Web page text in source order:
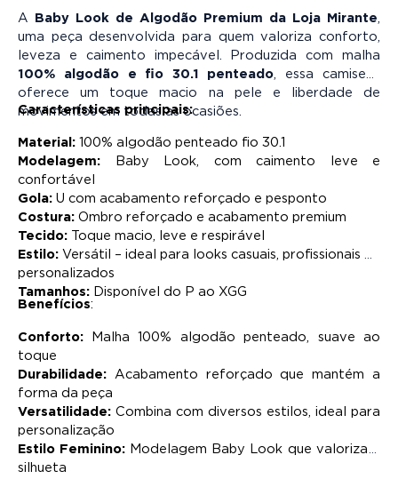
A Baby Look de Algodão Premium da Loja Mirante,
uma peça desenvolvida para quem valoriza conforto,
leveza e caimento impecável. Produzida com malha
100% algodão e fio 30.1 penteado, essa camiseta
oferece um toque macio na pele e liberdade de
movimentos em todas as ocasiões.
Características principais:
Material: 100% algodão penteado fio 30.1
Modelagem: Baby Look, com caimento leve e
confortável
Gola: U com acabamento reforçado e pesponto
Costura: Ombro reforçado e acabamento premium
Tecido: Toque macio, leve e respirável
Estilo: Versátil – ideal para looks casuais, profissionais ou
personalizados
Tamanhos: Disponível do P ao XGG
Benefícios:
Conforto:
Malha 100% algodão penteado, suave ao
toque
Durabilidade: Acabamento reforçado que mantém a
forma da peça
Versatilidade: Combina com diversos estilos, ideal para
personalização
Estilo Feminino: Modelagem Baby Look que valoriza a
silhueta